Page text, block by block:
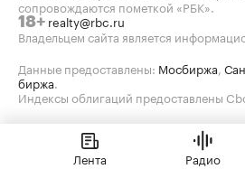
сопровождаются пометкой «РБК».
18+ realty@rbc.ru
Владельцем сайта является
Данные предоставлены: Мосбиржа,
биржа.
Индексы облигаций предоставлены
Лента Радио